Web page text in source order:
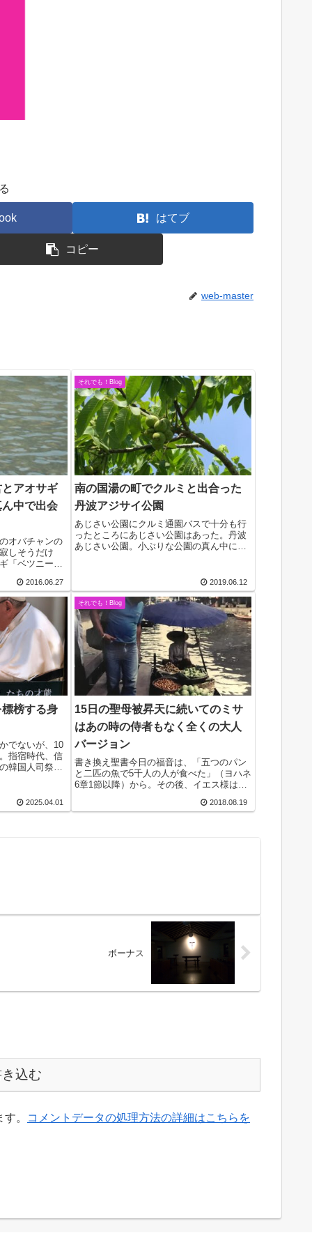
はてブ
コピー
web-master
アオサギ
中で出会
オバチャンの
しそうだけ
「ベツニー」
ば-」アー君
ョチョット、
2016.06.27
それでも！Blog
南の国湯の町でクルミと出合った
丹波アジサイ公園
あじさい公園にクルミ通園バスで十分も行
ったところにあじさい公園はあった。丹波
あじさい公園。小ぶりな公園の真ん中には
つらえ向き。周囲にはあじさいが植えられ
ていて、ガク...
2019.06.12
榜する身
でないが、10
指宿時代、信
韓国人司祭た
てミサを始め
2025.04.01
それでも！Blog
15日の聖母被昇天に続いてのミサ
はあの時の侍者もなく全くの大人
バージョン
書き換え聖書今日の福音は、「五つのパン
と二匹の魚で5千人の人が食べた」（ヨハネ
6章1節以降）から。その後、イエス様は1
ウムに向かった。嵐になって大騒ぎになっ
2018.08.19
ボーナス
込む
。
コメントデータの処理方法の詳細はこちらを